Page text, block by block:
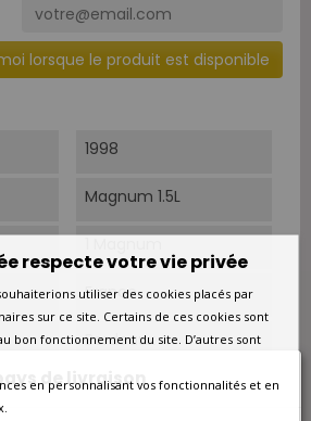
de livraison
lorsque le produit est disponible
1998
Magnum 1.5L
France
Bordeaux
Margaux
respecte votre vie privée
utiliser des cookies placés par
sur ce site. Certains de ces cookies sont
bon fonctionnement du site. D’autres sont
en personnalisant vos fonctionnalités et en